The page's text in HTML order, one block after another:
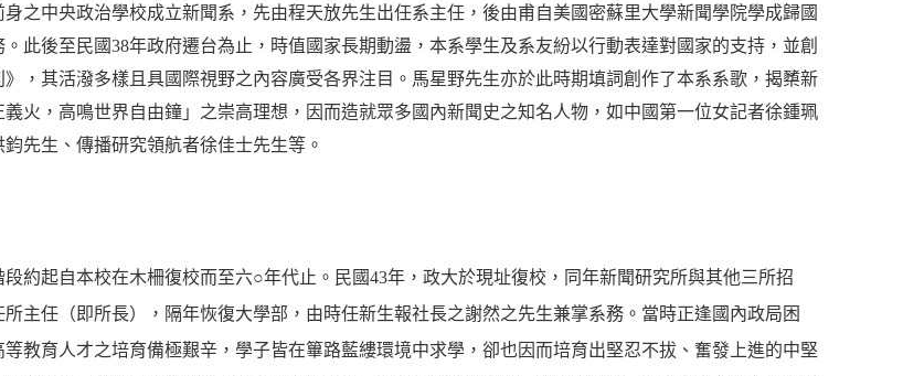
中央政治學校成立新聞系，先由程天放先生出任系主任，後由甫自美國密蘇里大學新聞學院學成歸國
此後至民國38年政府遷台為止，時值國家長期動盪，本系學生及系友紛以行動表達對國家的支持，並創
，其活潑多樣且具國際視野之內容廣受各界注目。馬星野先生亦於此時期填詞創作了本系系歌，揭櫫新
義火，高鳴世界自由鐘」之崇高理想，因而造就眾多國內新聞史之知名人物，如中國第一位女記者徐鍾珮
先生、傳播研究領航者徐佳士先生等。
約起自本校在木柵復校而至六○年代止。民國43年，政大於現址復校，同年新聞研究所與其他三所招
主任（即所長），隔年恢復大學部，由時任新生報社長之謝然之先生兼掌系務。當時正逢國內政局困
教育人才之培育備極艱辛，學子皆在篳路藍縷環境中求學，卻也因而培育出堅忍不拔、奮發上進的中堅